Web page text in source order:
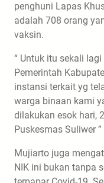
penghuni Lapas
adalah 708 orang
vaksin.
“ Untuk itu sekali
Pemerintah
instansi terkait yg
warga binaan kami
dilakukan esok hari,
Puskesmas Suliwer ”
Mujiarto juga
NIK ini bukan tanpa